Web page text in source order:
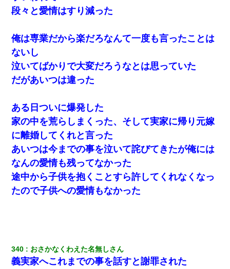
【画像】女上司(30)「終電なくなったね…部屋くる？」ワイ「行
きます！」
妻と同居し始めたときから、よく妻が「どこかで音漏れしてな
い？音楽聞こえる」と言っていて…
【画像】女の子「お母さん！！私ようやくファッションモデルに
選ばれたの！絶対見に来てね！」→悲しい結果がこれ・・・
ＤＮＡ検査『血縁関係０％』旦那「やっぱり托卵だったんだ…」
嫁「本当に身に覚えがない」「なにかの間違いだ！取り違え
だ！」→ 嫁「あっ」
【衝撃】女友達から行為中に告白されてOKした結果
【ワロタ】姉から「肉食系14才、乳丸出し、毛はうっすら生えか
け」というタイトルで画像が送られてきた
嫁の妹（26歳）がずっとウチに泊まりに来た結果→俺がヤバイｗ
ｗｗｗｗｗｗｗ
段々と愛情はすり減った
俺は専業だから楽だろなんて一度も言ったことは
ないし
泣いてばかりで大変だろうなとは思っていた
だがあいつは違った
ある日ついに爆発した
家の中を荒らしまくった、そして実家に帰り元嫁
に離婚してくれと言った
あいつは今までの事を泣いて詫びてきたが俺には
なんの愛情も残ってなかった
途中から子供を抱くことすら許してくれなくなっ
たので子供への愛情もなかった
340 おさかなくわえた名無しさん
義実家へこれまでの事を話すと謝罪された